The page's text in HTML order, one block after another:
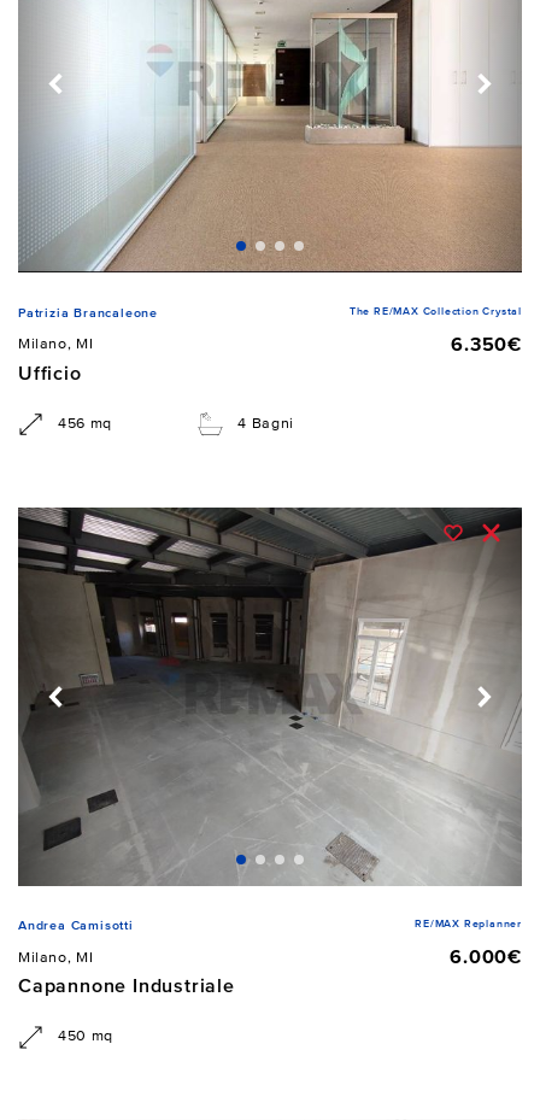
Patrizia Brancaleone The RE/MAX Collection Crystal
Milano, MI
6.350€
Ufficio
456 mq 4 Bagni
Andrea Camisotti RE/MAX Replanner
Milano, MI
6.000€
Capannone Industriale
450 mq